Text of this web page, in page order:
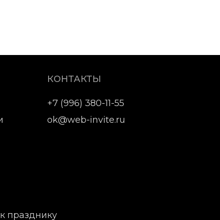
+7 (996) 380-11-55
празднику
ok@web-invite.ru
КОНТАКТЫ